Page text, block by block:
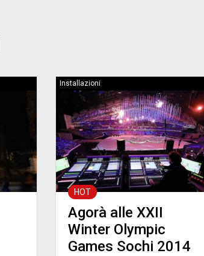
Installazioni
HOT
Agorà alle XXII
Winter Olympic
Games Sochi 2014